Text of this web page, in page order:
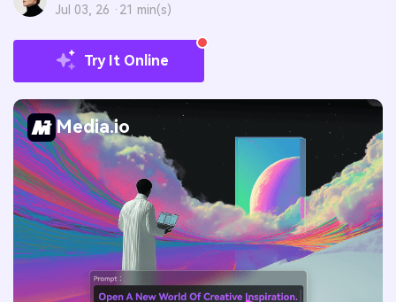
Jul 03, 26 · 21 min(s)
Try It Online
Media.io